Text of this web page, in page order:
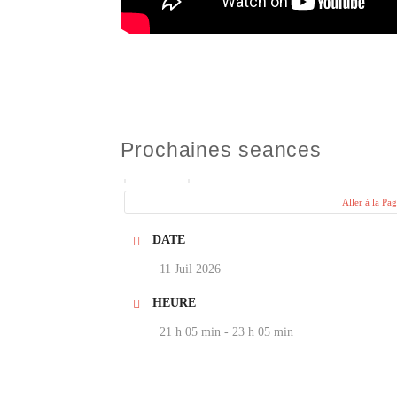
Prochaines seances
Aller à la
DATE
11 Juil 2026
HEURE
21 h 05 min - 23 h 05 min